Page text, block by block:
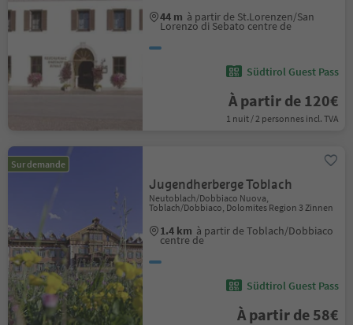
44 m à partir de St.Lorenzen/San
Lorenzo di Sebato centre de
Südtirol Guest Pass
À partir de 120€
1 nuit / 2 personnes incl. TVA
Sur demande
Jugendherberge Toblach
Neutoblach/Dobbiaco Nuova,
Toblach/Dobbiaco, Dolomites Region 3 Zinnen
1.4 km à partir de Toblach/Dobbiaco
centre de
Südtirol Guest Pass
À partir de 58€